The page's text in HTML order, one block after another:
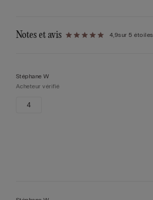
Notes et avis 4,9sur 5 étoiles
Stéphane W
Acheteur vérifié
4